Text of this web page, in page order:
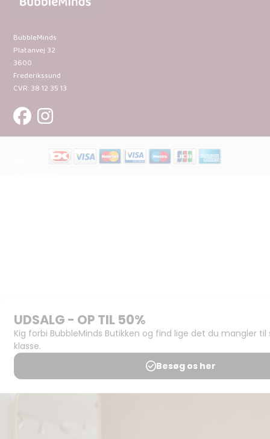
BubbleMinds
Platanvej 32
3600
Frederikssund
CVR: 38 12 35 13
Support og
juridisk:
Spørgsmål og
svar
Medlemsbetingelser
Handels- og